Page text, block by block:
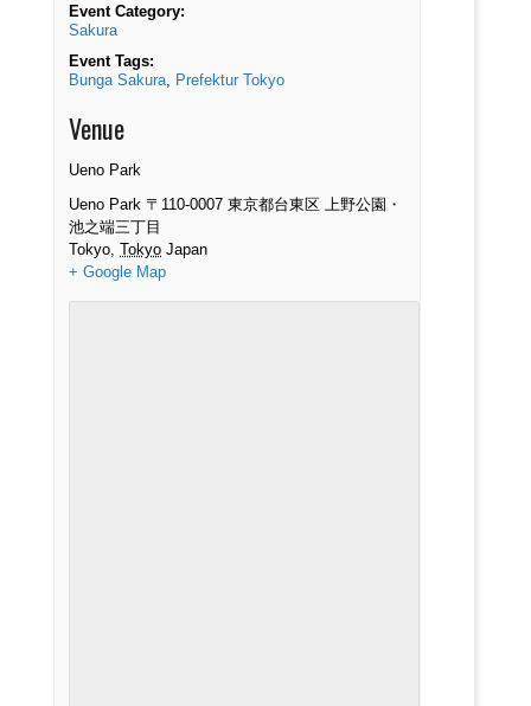
Event Category:
Sakura
Event Tags:
Bunga Sakura
Prefektur Tokyo
Venue
Ueno Park
Ueno Park 〒110-0007 東京都台東区 上野公園・
池之端三丁目
Tokyo Tokyo Japan
+ Google Map